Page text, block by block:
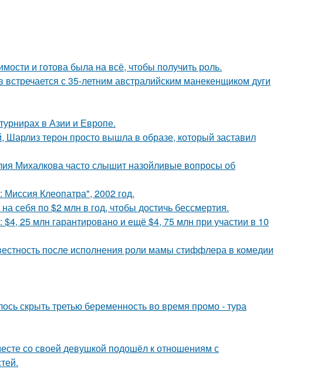
и готова была на всё, чтобы получить роль.
с 35-летним австралийским манекенщиком дуги
в Азии и Европе.
терон просто вышла в образе, который заставил
Михалкова часто слышит назойливые вопросы об
Клеопатра", 2002 год.
себя по $2 млн в год, чтобы достичь бессмертия.
25 млн гарантировано и ещё $4, 75 млн при участии в 10
после исполнения роли мамы стиффлера в комедии
скрыть третью беременность во время промо - тура
со своей девушкой подошёл к отношениям с